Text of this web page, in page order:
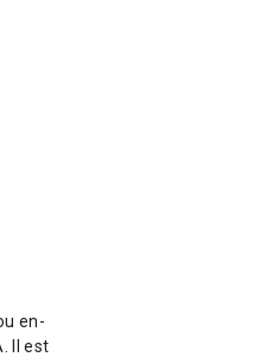
en-
Il est